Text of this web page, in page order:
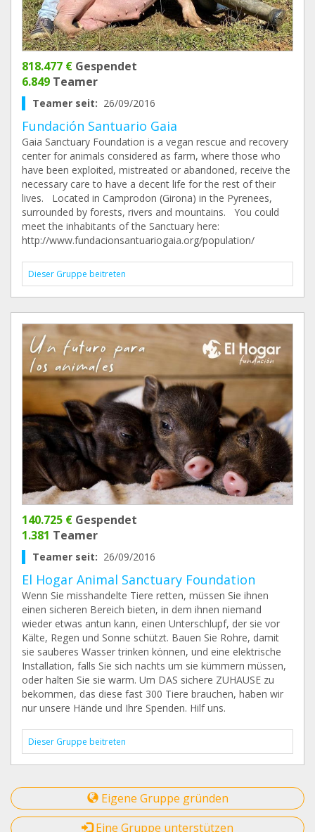
818.477 € Gespendet
6.849 Teamer
Teamer seit: 26/09/2016
Fundación Santuario Gaia
Gaia Sanctuary Foundation is a vegan rescue and recovery
center for animals considered as farm, where those who
have been exploited, mistreated or abandoned, receive the
necessary care to have a decent life for the rest of their
lives. Located in Camprodon (Girona) in the Pyrenees,
surrounded by forests, rivers and mountains. You could
meet the inhabitants of the Sanctuary here:
http://www.fundacionsantuariogaia.org/population/
Dieser Gruppe beitreten
140.725 € Gespendet
1.381 Teamer
Teamer seit: 26/09/2016
El Hogar Animal Sanctuary Foundation
Wenn Sie misshandelte Tiere retten, müssen Sie ihnen
einen sicheren Bereich bieten, in dem ihnen niemand
wieder etwas antun kann, einen Unterschlupf, der sie vor
Kälte, Regen und Sonne schützt. Bauen Sie Rohre, damit
sie sauberes Wasser trinken können, und eine elektrische
Installation, falls Sie sich nachts um sie kümmern müssen,
oder halten Sie sie warm. Um DAS sichere ZUHAUSE zu
bekommen, das diese fast 300 Tiere brauchen, haben wir
nur unsere Hände und Ihre Spenden. Hilf uns.
Dieser Gruppe beitreten
Eigene Gruppe gründen
Eine Gruppe unterstützen